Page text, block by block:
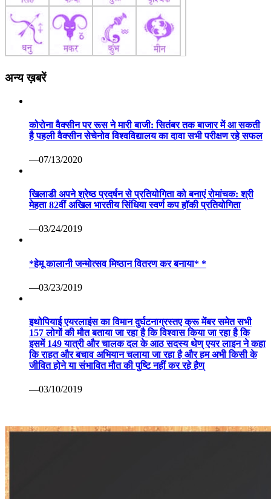
अन्य ख़बरें
कोरोना वैक्सीन पर रूस ने मारी बाजी: सितंबर तक बाजार में आ सकती
है पहली वैक्सीन सेचेनोव विश्वविद्यालय का दावा सभी परीक्षण रहे सफल
—07/13/2020
खिलाडी अपने श्रेष्ठ प्रदर्षन से प्रतियोगिता को बनाएं रोमांचक: श्री
मेहता 82वीं अखिल भारतीय सिंधिया स्वर्ण कप हॉकी प्रतियोगिता
—03/24/2019
*हेमू कालानी जन्मोत्सव मिष्ठान वितरण कर बनाया* *
—03/23/2019
इथोपियाई एयरलाइंस का विमान दुर्घटनाग्रस्तए क्रू मेंबर समेत सभी
157 लोगों की मौत बताया जा रहा है कि विश्वास किया जा रहा है कि
इसमें 149 यात्री और चालक दल के आठ सदस्य थेण् एयर लाइन ने कहा
कि राहत और बचाव अभियान चलाया जा रहा है और हम अभी किसी के
जीवित होने या संभावित मौत की पुष्टि नहीं कर रहे हैण्
—03/10/2019